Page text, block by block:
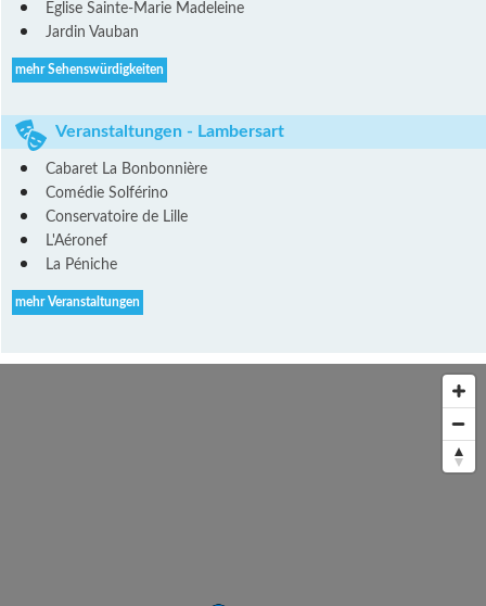
Eglise Sainte-Marie Madeleine
Jardin Vauban
mehr Sehenswürdigkeiten
Veranstaltungen - Lambersart
Cabaret La Bonbonnière
Comédie Solférino
Conservatoire de Lille
L'Aéronef
La Péniche
mehr Veranstaltungen